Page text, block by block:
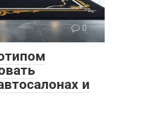
0
и